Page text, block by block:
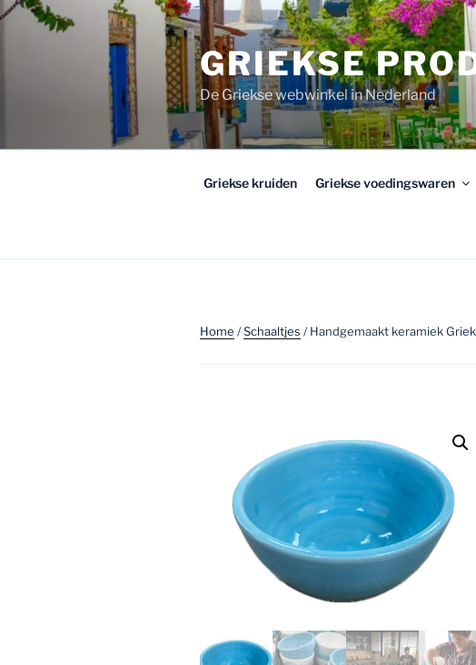
Ga
GRIEKSE
De Griekse webwinkel in Nederland
Griekse kruiden Griekse voedingswaren
Home /Schaaltjes / Handgemaakt keramiek